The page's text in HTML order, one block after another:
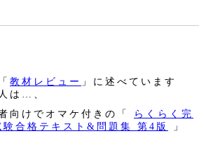
教材レビュー 」に述べています
は…、
向けでオマケ付きの「
らくらく完
合格テキスト&問題集 第4版
」